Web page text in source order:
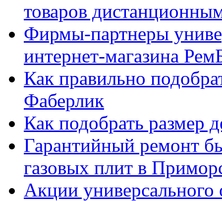
товаров
Фирмы-партнеры
интернет-магазина
Как правильно
Фаберлик
Как подобрать размер
Гарантийный ремонт
газовых плит в
Акции универсального